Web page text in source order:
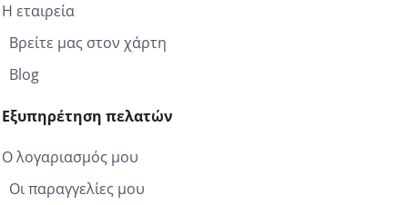
Η εταιρεία
Βρείτε μας στον χάρτη
Blog
Εξυπηρέτηση πελατών
Ο λογαριασμός μου
Οι παραγγελίες μου